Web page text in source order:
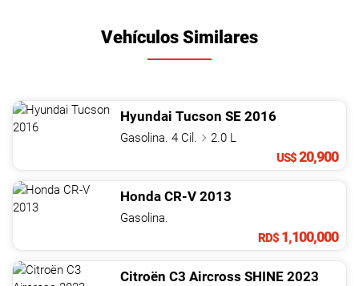
Vehículos Similares
Hyundai Tucson SE 2016
Gasolina. 4 Cil.
2.0 L
US$20,900
Honda CR-V 2013
Gasolina.
RD$ 1,100,000
Citroën C3 Aircross SHINE 2023